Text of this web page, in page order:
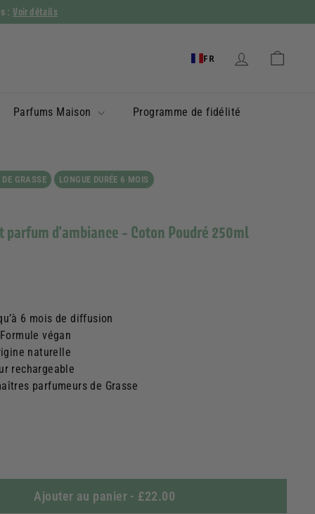
: Voir détails
FR
Parfums Maison Programme de fidélité
DE GRASSE LONGUE DURÉE 6 MOIS
parfum d'ambiance - Coton Poudré 250ml
6 mois de diffusion
végan
naturelle
rechargeable
parfumeurs de Grasse
Ajouter au panier - £22.00